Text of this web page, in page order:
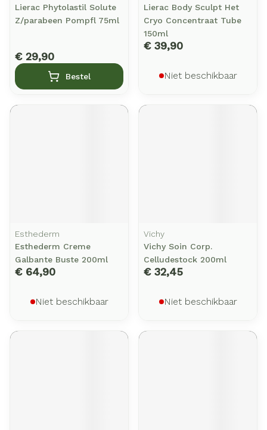
Lierac Phytolastil Solute
Z/parabeen Pompfl 75ml
€ 29,90
Bestel
Lierac Body Sculpt Het
Cryo Concentraat Tube
150ml
€ 39,90
Niet beschikbaar
Esthederm
Esthederm Creme
Galbante Buste 200ml
€ 64,90
Niet beschikbaar
Vichy
Vichy Soin Corp.
Celludestock 200ml
€ 32,45
Niet beschikbaar